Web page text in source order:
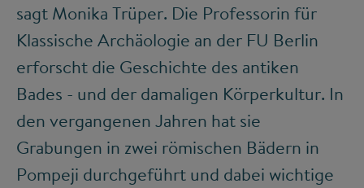
sagt Monika Trüper. Die Professorin für
Klassische Archäologie an der FU Berlin
erforscht die Geschichte des antiken
Bades - und der damaligen Körperkultur. In
den vergangenen Jahren hat sie
Grabungen in zwei römischen Bädern in
Pompeji durchgeführt und dabei wichtige